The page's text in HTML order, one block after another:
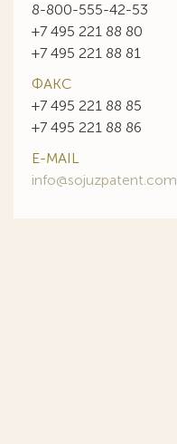
8-800-555-42-53
+7 495 221 88 80
+7 495 221 88 81
ФАКС
+7 495 221 88 85
+7 495 221 88 86
E-MAIL
info@sojuzpatent.com